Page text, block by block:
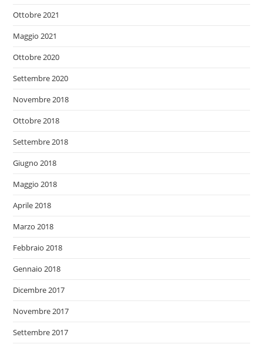
Ottobre 2021
Maggio 2021
Ottobre 2020
Settembre 2020
Novembre 2018
Ottobre 2018
Settembre 2018
Giugno 2018
Maggio 2018
Aprile 2018
Marzo 2018
Febbraio 2018
Gennaio 2018
Dicembre 2017
Novembre 2017
Settembre 2017